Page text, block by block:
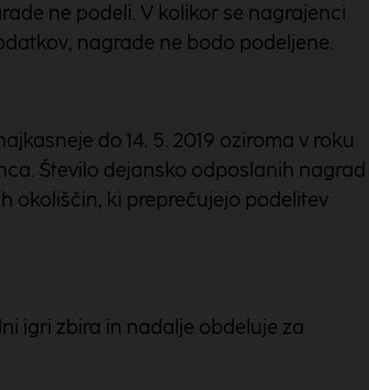
ne podeli. V kolikor se nagrajenci
nagrade ne bodo podeljene.
do 14. 5. 2019 oziroma v roku
Število dejansko odposlanih nagrad
okoliščin, ki preprečujejo podelitev
igri zbira in nadalje obdeluje za